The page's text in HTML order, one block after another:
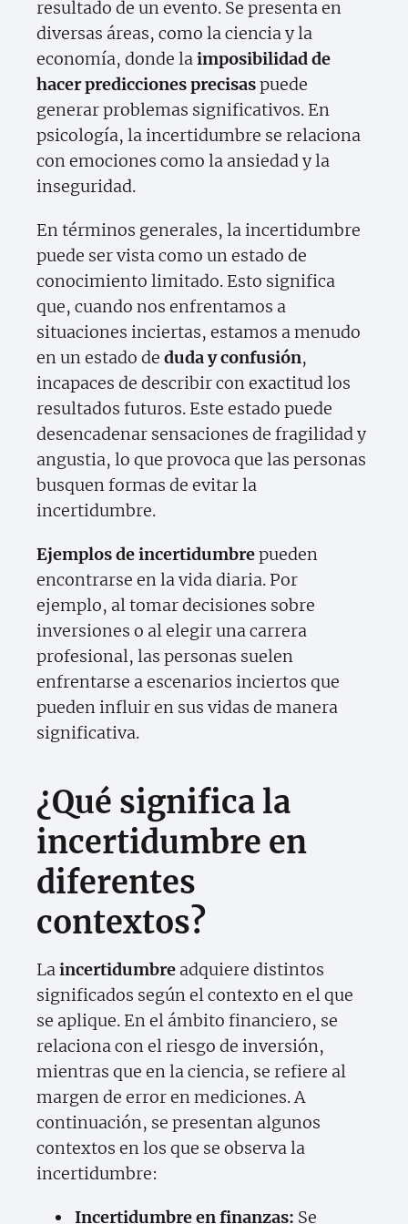
resultado de un evento. Se presenta en
diversas áreas, como la ciencia y la
economía, donde laimposibilidad de
hacer predicciones precisaspuede
generar problemas significativos. En
psicología, la incertidumbre se relaciona
con emociones como la ansiedad y la
inseguridad.
En términos generales, la incertidumbre
puede ser vista como un estado de
conocimiento limitado. Esto significa
que, cuando nos enfrentamos a
situaciones inciertas, estamos a menudo
en un estado de duda y confusión,
incapaces de describir con exactitud los
resultados futuros. Este estado puede
desencadenar sensaciones de fragilidad y
angustia, lo que provoca que las personas
busquen formas de evitar la
incertidumbre.
Ejemplos de incertidumbrepueden
encontrarse en la vida diaria. Por
ejemplo, al tomar decisiones sobre
inversiones o al elegir una carrera
profesional, las personas suelen
enfrentarse a escenarios inciertos que
pueden influir en sus vidas de manera
significativa.
¿Qué significa la
incertidumbre en
diferentes
contextos?
Laincertidumbre adquiere distintos
significados según el contexto en el que
se aplique. En el ámbito financiero, se
relaciona con el riesgo de inversión,
mientras que en la ciencia, se refiere al
margen de error en mediciones. A
continuación, se presentan algunos
contextos en los que se observa la
incertidumbre:
Incertidumbre en finanzas: Se